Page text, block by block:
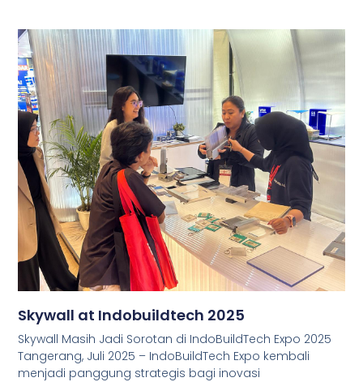
Skywall at Indobuildtech 2025
Skywall Masih Jadi Sorotan di IndoBuildTech Expo 2025
Tangerang, Juli 2025 – IndoBuildTech Expo kembali
menjadi panggung strategis bagi inovasi